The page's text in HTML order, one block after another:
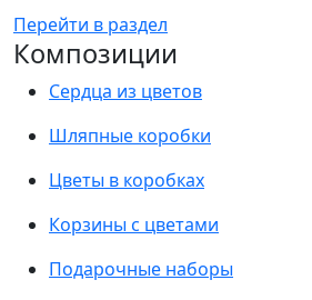
Перейти в раздел
Композиции
Сердца из цветов
Шляпные коробки
Цветы в коробках
Корзины с цветами
Подарочные наборы